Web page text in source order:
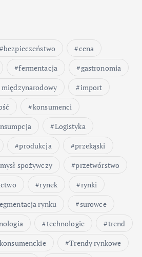
bezpieczeństwo
cena
fermentacja
gastronomia
import
konsumenci
Logistyka
produkcja
przekąski
spożywczy
przetwórstwo
rynek
rynki
rynku
surowce
technologie
trend
Trendy rynkowe